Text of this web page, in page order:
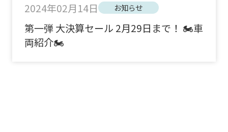
2024年02月14日 お知らせ
第一弾 大決算セール 2月29日まで！ 🏍車
両紹介🏍